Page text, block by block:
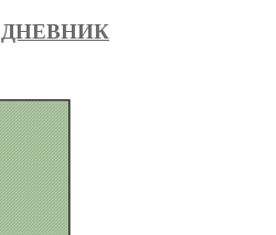
ДНЕВНИК